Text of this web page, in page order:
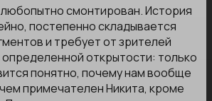
смонтирован. История
постепенно складывается
и требует от зрителей
открытости: только
понятно, почему нам вообще
примечателен Никита, кроме